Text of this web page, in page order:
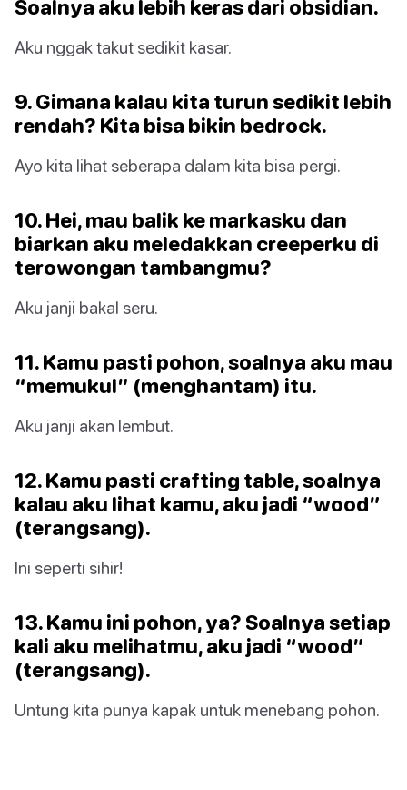
Soalnya aku lebih keras dari obsidian.
Aku nggak takut sedikit kasar.
9. Gimana kalau kita turun sedikit lebih
rendah? Kita bisa bikin bedrock.
Ayo kita lihat seberapa dalam kita bisa pergi.
10. Hei, mau balik ke markasku dan
biarkan aku meledakkan creeperku di
terowongan tambangmu?
Aku janji bakal seru.
11. Kamu pasti pohon, soalnya aku mau
“memukul” (menghantam) itu.
Aku janji akan lembut.
12. Kamu pasti crafting table, soalnya
kalau aku lihat kamu, aku jadi “wood”
(terangsang).
Ini seperti sihir!
13. Kamu ini pohon, ya? Soalnya setiap
kali aku melihatmu, aku jadi “wood”
(terangsang).
Untung kita punya kapak untuk menebang pohon.